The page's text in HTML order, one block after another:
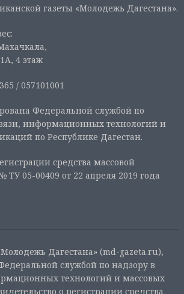
газеты «Молодежь Дагестана».
4 этаж
/ 057101001
Федеральной службой по
информационных технологий и
по Республике Дагестан.
средства массовой
05-00409 от 22 апреля 2019 года
Дагестана» (md-gazeta.ru),
службой по надзору в
технологий и массовых
о регистрации средства